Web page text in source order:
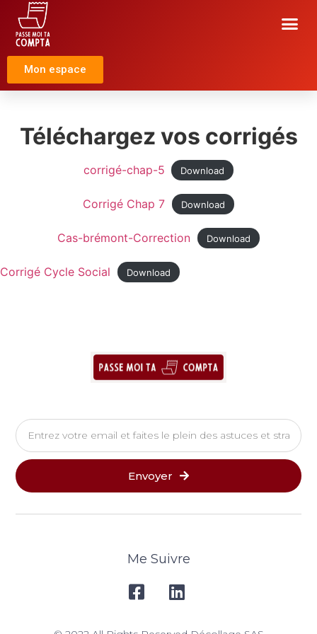
Mon espace
CNAM
Téléchargez vos corrigés
corrigé-chap-5 Download
Corrigé Chap 7 Download
Cas-brémont-Correction Download
Corrigé Cycle Social Download
Envoyer
Me Suivre